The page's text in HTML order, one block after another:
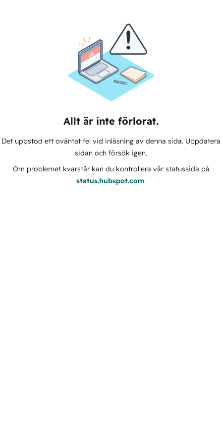
Allt är inte förlorat.
Det uppstod ett oväntat fel vid inläsning av denna sida. Uppdatera
sidan och försök igen.
Om problemet kvarstår kan du kontrollera vår statussida på
status.hubspot.com.